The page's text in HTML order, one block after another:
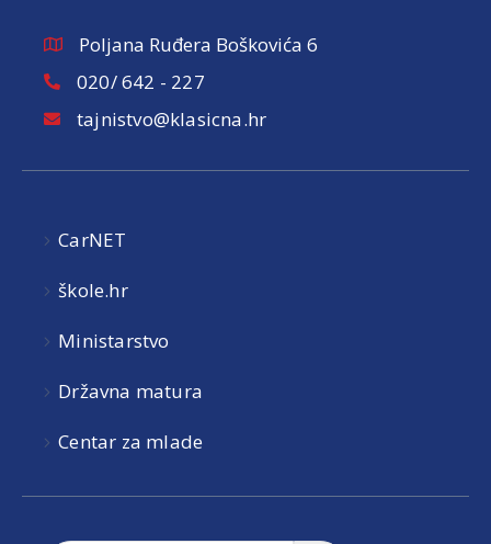
Poljana Ruđera Boškovića 6
020/ 642 - 227
tajnistvo@klasicna.hr
CarNET
škole.hr
Ministarstvo
Državna matura
Centar za mlade